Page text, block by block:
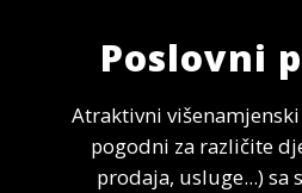
Poslovni
Atraktivni
pogodni za različite
prodaja, usluge...) sa